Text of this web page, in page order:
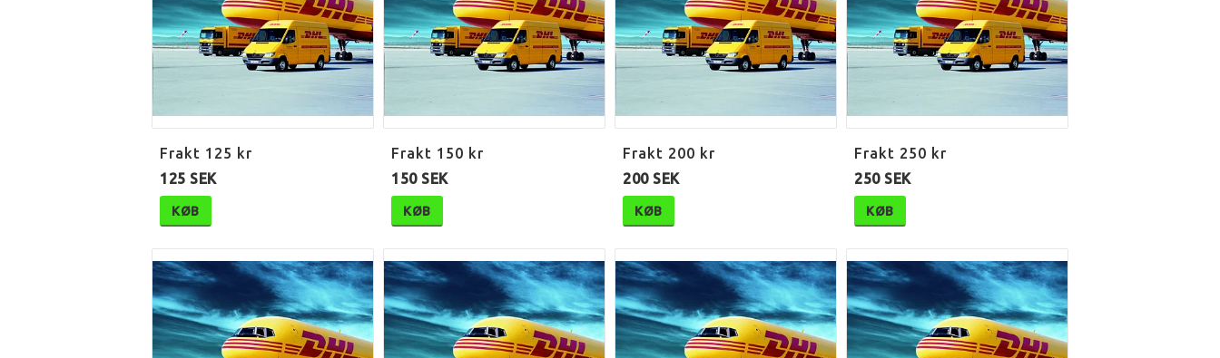
Frakt 125 kr
125 SEK
KØB
Frakt 150 kr
150 SEK
KØB
Frakt 200 kr
200 SEK
KØB
Frakt 250 kr
250 SEK
KØB